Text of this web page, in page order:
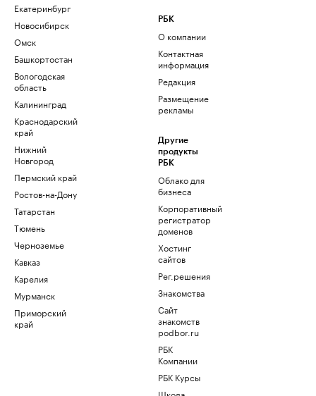
Екатеринбург
Новосибирск
Омск
Башкортостан
Вологодская
область
Калининград
Краснодарский
край
Нижний
Новгород
Пермский край
Ростов-на-Дону
Татарстан
Тюмень
Черноземье
Кавказ
Карелия
Мурманск
Приморский
край
РБК
О компании
Контактная
информация
Редакция
Размещение
рекламы
Другие
продукты
РБК
Облако для
бизнеса
Корпоративный
регистратор
доменов
Хостинг
сайтов
Рег.решения
Знакомства
Сайт
знакомств
podbor.ru
РБК
Компании
РБК Курсы